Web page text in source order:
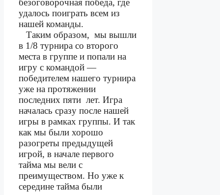
безоговорочная победа, где
удалось поиграть всем из
нашей команды.
Таким образом, мы вышли
в 1/8 турнира со второго
места в группе и попали на
игру с командой —
победителем нашего турнира
уже на протяжении
последних пяти лет. Игра
началась сразу после нашей
игры в рамках группы. И так
как мы были хорошо
разогреты предыдущей
игрой, в начале первого
тайма мы вели с
преимуществом. Но уже к
середине тайма были